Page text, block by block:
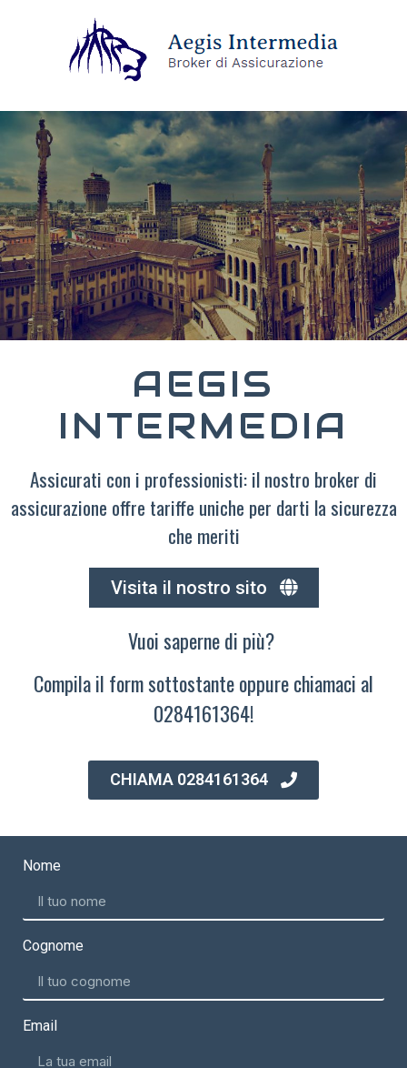
AEGIS
INTERMEDIA
Assicurati con i professionisti: il nostro broker di
assicurazione offre tariffe uniche per darti la sicurezza
che meriti
Visita il nostro sito
Vuoi saperne di più?
Compila il form sottostante oppure chiamaci al
0284161364!
CHIAMA 0284161364
Nome
Cognome
Email